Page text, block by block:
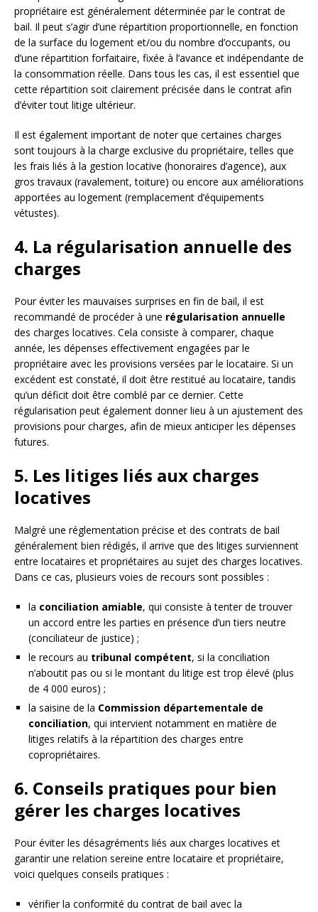
propriétaire est généralement déterminée par le contrat de
bail. Il peut s’agir d’une répartition proportionnelle, en fonction
de la surface du logement et/ou du nombre d’occupants, ou
d’une répartition forfaitaire, fixée à l’avance et indépendante de
la consommation réelle. Dans tous les cas, il est essentiel que
cette répartition soit clairement précisée dans le contrat afin
d’éviter tout litige ultérieur.
Il est également important de noter que certaines charges
sont toujours à la charge exclusive du propriétaire, telles que
les frais liés à la gestion locative (honoraires d’agence), aux
gros travaux (ravalement, toiture) ou encore aux améliorations
apportées au logement (remplacement d’équipements
vétustes).
4. La régularisation annuelle des
charges
Pour éviter les mauvaises surprises en fin de bail, il est
recommandé de procéder à une régularisation annuelle
des charges locatives. Cela consiste à comparer, chaque
année, les dépenses effectivement engagées par le
propriétaire avec les provisions versées par le locataire. Si un
excédent est constaté, il doit être restitué au locataire, tandis
qu’un déficit doit être comblé par ce dernier. Cette
régularisation peut également donner lieu à un ajustement des
provisions pour charges, afin de mieux anticiper les dépenses
futures.
5. Les litiges liés aux charges
locatives
Malgré une réglementation précise et des contrats de bail
généralement bien rédigés, il arrive que des litiges surviennent
entre locataires et propriétaires au sujet des charges locatives.
Dans ce cas, plusieurs voies de recours sont possibles :
la conciliation amiable, qui consiste à tenter de trouver
un accord entre les parties en présence d’un tiers neutre
(conciliateur de justice) ;
le recours au tribunal compétent, si la conciliation
n’aboutit pas ou si le montant du litige est trop élevé (plus
de 4 000 euros) ;
la saisine de la Commission départementale de
conciliation, qui intervient notamment en matière de
litiges relatifs à la répartition des charges entre
copropriétaires.
6. Conseils pratiques pour bien
gérer les charges locatives
Pour éviter les désagréments liés aux charges locatives et
garantir une relation sereine entre locataire et propriétaire,
voici quelques conseils pratiques :
vérifier la conformité du contrat de bail avec la